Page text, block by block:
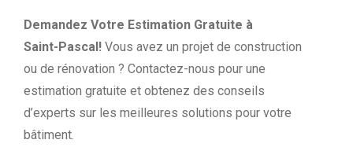
Demandez Votre Estimation Gratuite à
Saint-Pascal! Vous avez un projet de construction
ou de rénovation ? Contactez-nous pour une
estimation gratuite et obtenez des conseils
d’experts sur les meilleures solutions pour votre
bâtiment.